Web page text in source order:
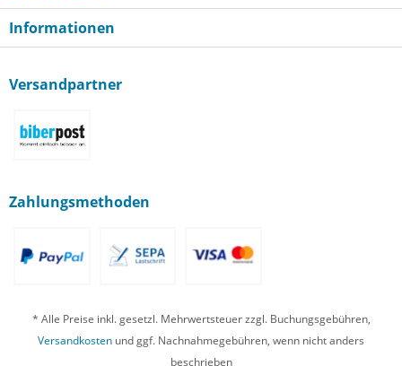
Informationen
Versandpartner
Zahlungsmethoden
* Alle Preise inkl. gesetzl. Mehrwertsteuer zzgl. Buchungsgebühren,
Versandkosten und ggf. Nachnahmegebühren, wenn nicht anders
beschrieben